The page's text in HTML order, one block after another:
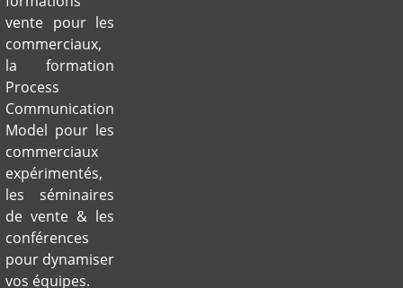
vente pour les
commerciaux,
la formation
Process
Communication
Model pour les
commerciaux
expérimentés,
les séminaires
de vente & les
conférences
pour dynamiser
vos équipes.